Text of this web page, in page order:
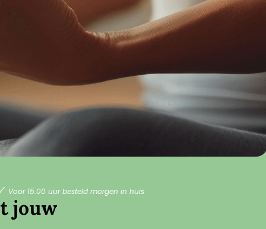
Voor 15:00 uur besteld morgen in huis
jouw